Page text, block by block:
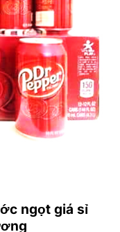
ngọt giá sỉ